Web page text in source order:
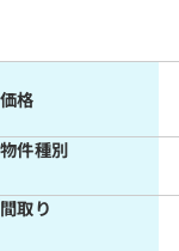
価格
物件種別
間取り